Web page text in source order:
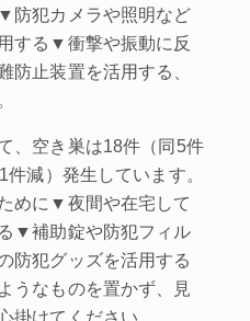
防犯カメラや照明など
する▼衝撃や振動に反
防止装置を活用する、
、空き巣は18件（同5件
減）発生しています。
めに▼夜間や在宅して
▼補助錠や防犯フィル
防犯グッズを活用する
うなものを置かず、見
掛けてください。